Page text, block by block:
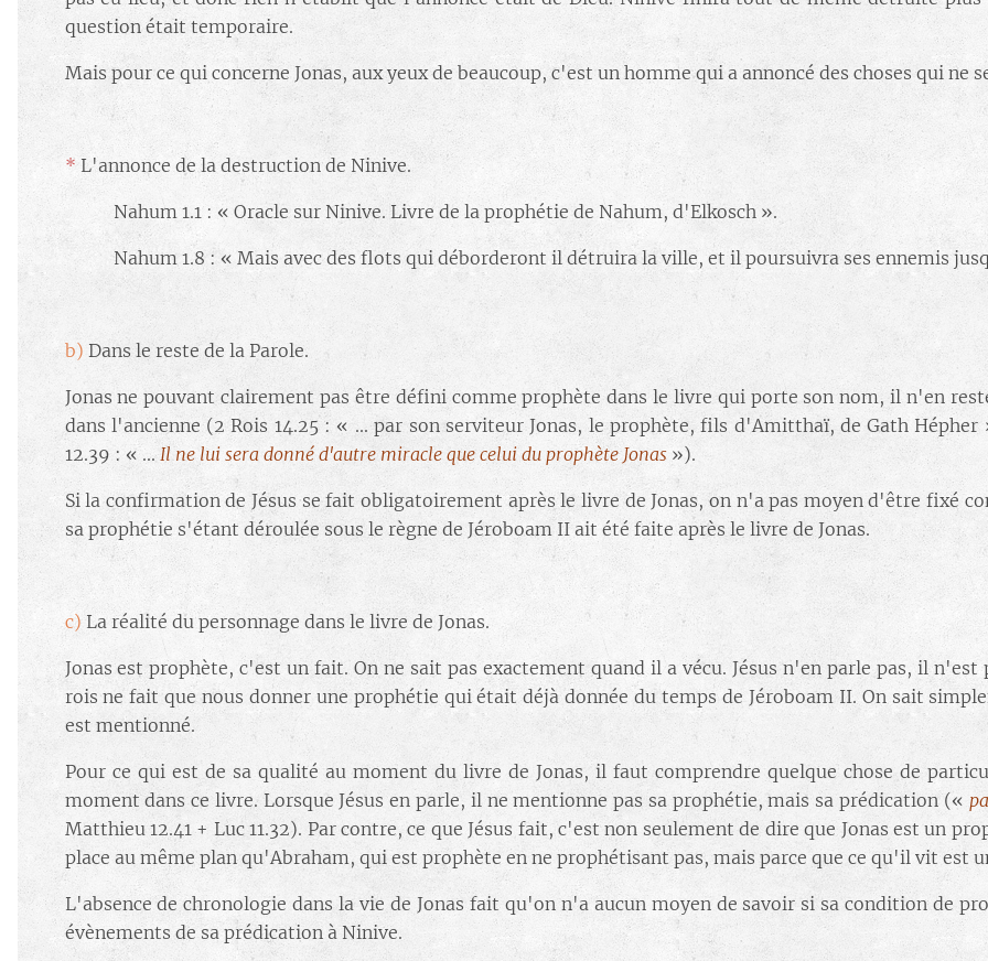
question était temporaire.
Mais pour ce qui concerne Jonas, aux yeux de beaucoup, c'est un homme qui a annoncé des choses qui ne
* L'annonce de la destruction de Ninive.
🔘 Nahum 1.1 : « Oracle sur Ninive. Livre de la prophétie de Nahum, d'Elkosch ».
🔘 Nahum 1.8 : « Mais avec des flots qui déborderont il détruira la ville, et il poursuivra ses ennemis
b) Dans le reste de la Parole.
Jonas ne pouvant clairement pas être défini comme prophète dans le livre qui porte son nom, il n'en
dans l'ancienne (2 Rois 14.25 : « ... par son serviteur Jonas, le prophète, fils d'Amitthaï, de Gath
12.39 : « ...Il ne lui sera donné d'autre miracle que celui du prophète Jonas »).
Si la confirmation de Jésus se fait obligatoirement après le livre de Jonas, on n'a pas moyen d'être fixé
sa prophétie s'étant déroulée sous le règne de Jéroboam II ait été faite après le livre de Jonas.
c) La réalité du personnage dans le livre de Jonas.
Jonas est prophète, c'est un fait. On ne sait pas exactement quand il a vécu. Jésus n'en parle pas, il
rois ne fait que nous donner une prophétie qui était déjà donnée du temps de Jéroboam II. On sait
est mentionné.
Pour ce qui est de sa qualité au moment du livre de Jonas, il faut comprendre quelque chose de
moment dans ce livre. Lorsque Jésus en parle, il ne mentionne pas sa prophétie, mais sa prédication («
Matthieu 12.41 + Luc 11.32). Par contre, ce que Jésus fait, c'est non seulement de dire que Jonas est un
place au même plan qu'Abraham, qui est prophète en ne prophétisant pas, mais parce que ce qu'il vit est
L'absence de chronologie dans la vie de Jonas fait qu'on n'a aucun moyen de savoir si sa condition de
évènements de sa prédication à Ninive.